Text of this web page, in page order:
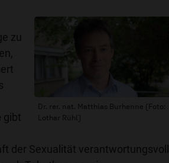
Dr. rer. nat. Matthias Burhenne (Foto:
Lothar Rühl)
zu
gibt
der Sexualität verantwortungsvoll